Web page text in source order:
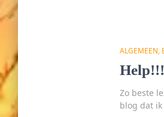
ALGEMEEN
Zo beste
blog dat